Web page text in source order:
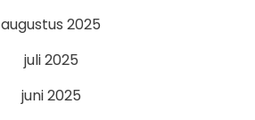
augustus 2025
juli 2025
juni 2025